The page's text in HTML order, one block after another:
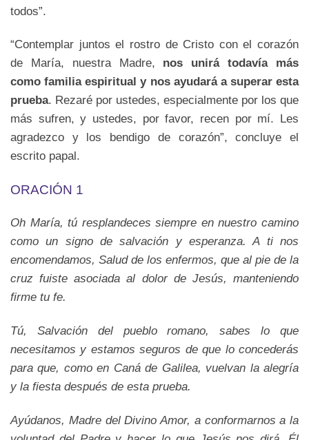
todos”.
“Contemplar juntos el rostro de Cristo con el corazón
de María, nuestra Madre, nos unirá todavía más
como familia espiritual y nos ayudará a superar esta
prueba. Rezaré por ustedes, especialmente por los que
más sufren, y ustedes, por favor, recen por mí. Les
agradezco y los bendigo de corazón”, concluye el
escrito papal.
ORACIÓN 1
Oh María, tú resplandeces siempre en nuestro camino
como un signo de salvación y esperanza. A ti nos
encomendamos, Salud de los enfermos, que al pie de la
cruz fuiste asociada al dolor de Jesús, manteniendo
firme tu fe.
Tú, Salvación del pueblo romano, sabes lo que
necesitamos y estamos seguros de que lo concederás
para que, como en Caná de Galilea, vuelvan la alegría
y la fiesta después de esta prueba.
Ayúdanos, Madre del Divino Amor, a conformarnos a la